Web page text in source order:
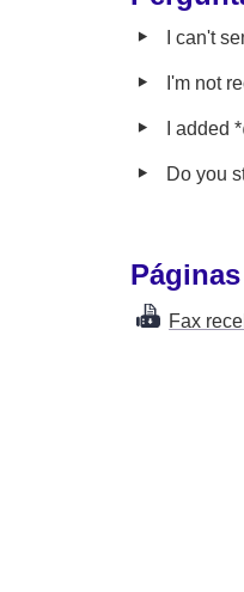
‣ I can't
‣ I'm not
‣ I added
‣ Do you
Fax